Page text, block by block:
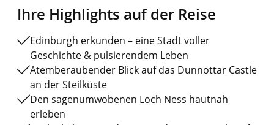
Ihre Highlights auf der Reise
Edinburgh erkunden – eine Stadt voller
Geschichte & pulsierendem Leben
Atemberaubender Blick auf das Dunnottar Castle
an der Steilküste
Den sagenumwobenen Loch Ness hautnah
erleben